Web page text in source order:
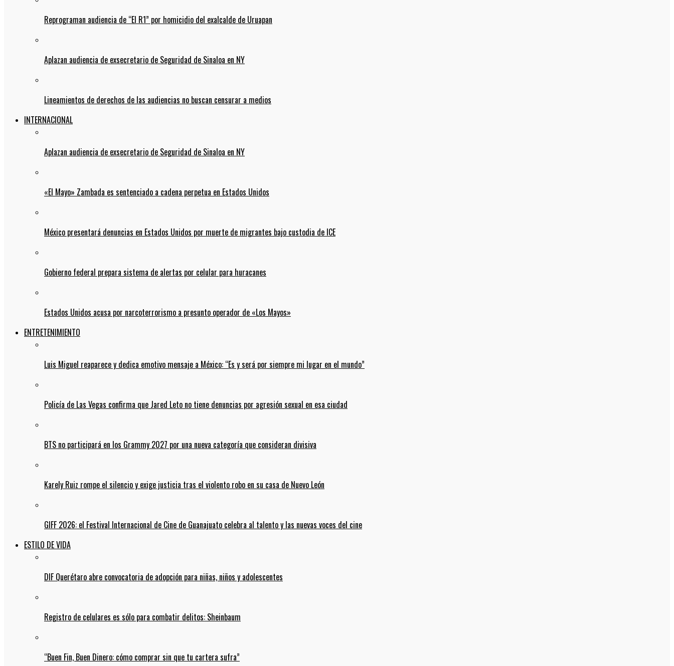
Reprograman audiencia de “El R1” por homicidio del exalcalde de Uruapan
Aplazan audiencia de exsecretario de Seguridad de Sinaloa en NY
Lineamientos de derechos de las audiencias no buscan censurar a medios
INTERNACIONAL
Aplazan audiencia de exsecretario de Seguridad de Sinaloa en NY
«El Mayo» Zambada es sentenciado a cadena perpetua en Estados Unidos
México presentará denuncias en Estados Unidos por muerte de migrantes bajo custodia de ICE
Gobierno federal prepara sistema de alertas por celular para huracanes
Estados Unidos acusa por narcoterrorismo a presunto operador de «Los Mayos»
ENTRETENIMIENTO
Luis Miguel reaparece y dedica emotivo mensaje a México: “Es y será por siempre mi lugar en el mundo”
Policía de Las Vegas confirma que Jared Leto no tiene denuncias por agresión sexual en esa ciudad
BTS no participará en los Grammy 2027 por una nueva categoría que consideran divisiva
Karely Ruiz rompe el silencio y exige justicia tras el violento robo en su casa de Nuevo León
GIFF 2026: el Festival Internacional de Cine de Guanajuato celebra al talento y las nuevas voces del cine
ESTILO DE VIDA
DIF Querétaro abre convocatoria de adopción para niñas, niños y adolescentes
Registro de celulares es sólo para combatir delitos: Sheinbaum
“Buen Fin, Buen Dinero: cómo comprar sin que tu cartera sufra”